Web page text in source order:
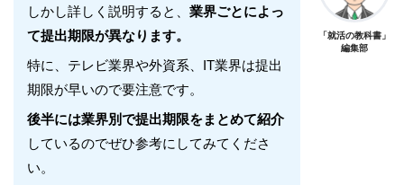
しかし詳しく説明すると、 業界ごとによっ
て提出期限が異なります。
特に、テレビ業界や外資系、IT業界は提出
期限が早いので要注意です。
後半には業界別で提出期限をまとめて紹介
しているのでぜひ参考にしてみてくださ
い。
「就活の教科書」
編集部